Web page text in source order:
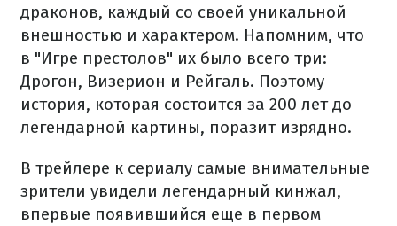
драконов, каждый со своей уникальной
внешностью и характером. Напомним, что
в "Игре престолов" их было всего три:
Дрогон, Визерион и Рейгаль. Поэтому
история, которая состоится за 200 лет до
легендарной картины, поразит изрядно.
В трейлере к сериалу самые внимательные
зрители увидели легендарный кинжал,
впервые появившийся еще в первом